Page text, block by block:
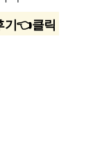
기👈클릭